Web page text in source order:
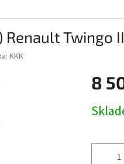
Twingo II
KKK
8
cena: